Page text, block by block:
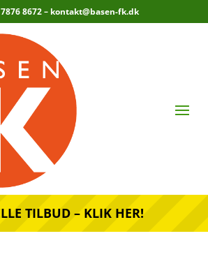
8672 – kontakt@basen-fk.dk
TILBUD – KLIK HER!